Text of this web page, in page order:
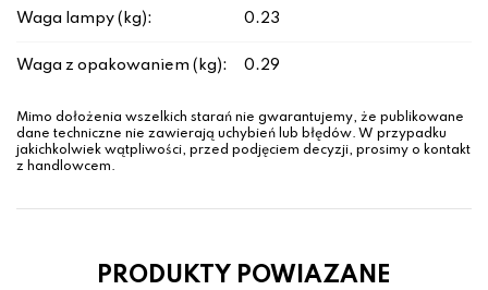
Waga lampy (kg): 0.23
Waga z opakowaniem (kg): 0.29
Mimo dołożenia wszelkich starań nie gwarantujemy, że publikowane
dane techniczne nie zawierają uchybień lub błędów. W przypadku
jakichkolwiek wątpliwości, przed podjęciem decyzji, prosimy o kontakt
z handlowcem.
PRODUKTY POWIAZANE